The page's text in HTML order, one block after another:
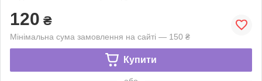
120 ₴
Мінімальна сума замовлення на сайті — 150 ₴
Купити